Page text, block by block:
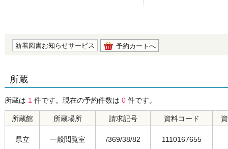
新着図書お知らせサービス 予約カートへ
所蔵
所蔵は 1 件です。現在の予約件数は 0 件です。
所蔵館 所蔵場所 請求記号 資料コード
県立 一般閲覧室 /369/38/82 1110167655